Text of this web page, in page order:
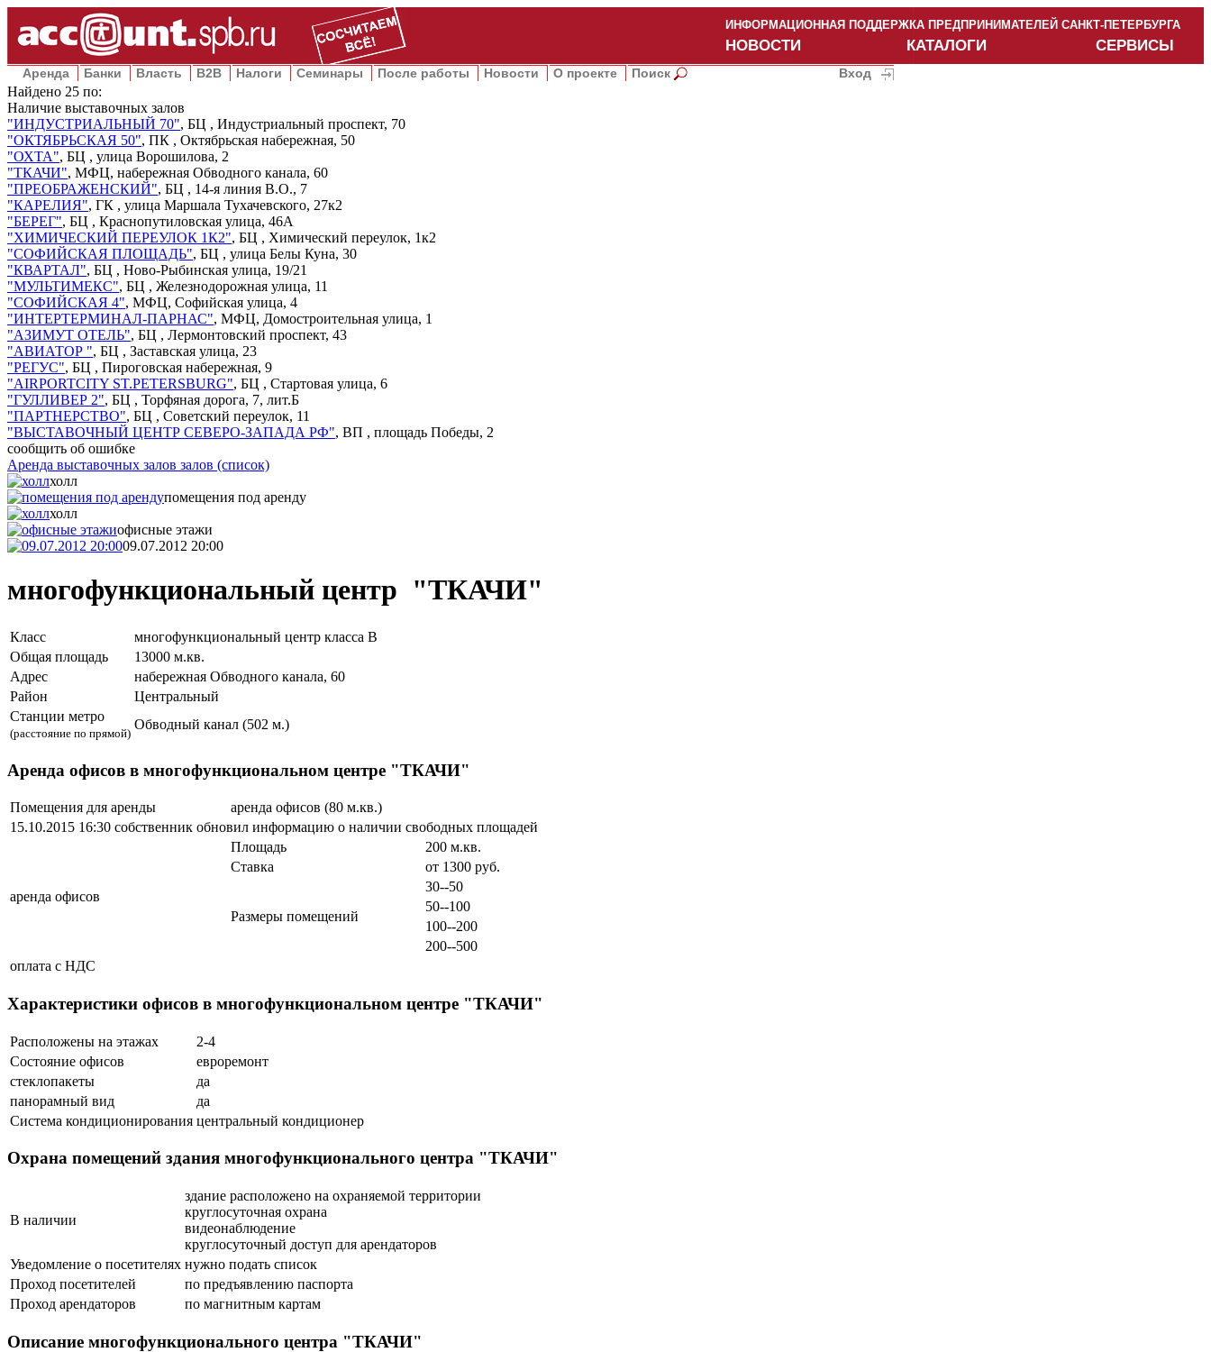
ИНФОРМАЦИОННАЯ ПОДДЕРЖКА ПРЕДПРИНИМАТЕЛЕЙ САНКТ-ПЕТЕРБУРГА
НОВОСТИ КАТАЛОГИ СЕРВИСЫ
Аренда Банки Власть B2B Налоги Семинары После работы Новости О проекте Поиск Вход
Найдено 25 по:
Наличие выставочных залов
"ИНДУСТРИАЛЬНЫЙ 70", БЦ , Индустриальный проспект, 70
"ОКТЯБРЬСКАЯ 50", ПК , Октябрьская набережная, 50
"ОХТА", БЦ , улица Ворошилова, 2
"ТКАЧИ", МФЦ, набережная Обводного канала, 60
"ПРЕОБРАЖЕНСКИЙ", БЦ , 14-я линия В.О., 7
"КАРЕЛИЯ", ГК , улица Маршала Тухачевского, 27к2
"БЕРЕГ", БЦ , Краснопутиловская улица, 46А
"ХИМИЧЕСКИЙ ПЕРЕУЛОК 1К2", БЦ , Химический переулок, 1к2
"СОФИЙСКАЯ ПЛОЩАДЬ", БЦ , улица Белы Куна, 30
"КВАРТАЛ", БЦ , Ново-Рыбинская улица, 19/21
"МУЛЬТИМЕКС", БЦ , Железнодорожная улица, 11
"СОФИЙСКАЯ 4", МФЦ, Софийская улица, 4
"ИНТЕРТЕРМИНАЛ-ПАРНАС", МФЦ, Домостроительная улица, 1
"АЗИМУТ ОТЕЛЬ", БЦ , Лермонтовский проспект, 43
"АВИАТОР ", БЦ , Заставская улица, 23
"РЕГУС", БЦ , Пироговская набережная, 9
"AIRPORTCITY ST.PETERSBURG", БЦ , Стартовая улица, 6
"ГУЛЛИВЕР 2", БЦ , Торфяная дорога, 7, лит.Б
"ПАРТНЕРСТВО", БЦ , Советский переулок, 11
"ВЫСТАВОЧНЫЙ ЦЕНТР СЕВЕРО-ЗАПАДА РФ", ВП , площадь Победы, 2
сообщить об ошибке
Аренда выставочных залов залов (cписок)
холл
помещения под аренду
холл
офисные этажи
09.07.2012 20:00
многофункциональный центр "ТКАЧИ"
Класс
многофункциональный центр класса B
Общая площадь
13000 м.кв.
Адрес
набережная Обводного канала, 60
Район
Центральный
Станции метро
(расстояние по прямой)
Обводный канал (502 м.)
Аренда офисов в многофункциональном центре "ТКАЧИ"
Помещения для аренды
аренда офисов (80 м.кв.)
15.10.2015 16:30 собственник обновил информацию о наличии свободных площадей
аренда офисов
Площадь
200 м.кв.
Ставка
от 1300 руб.
Размеры помещений
30--50
50--100
100--200
200--500
оплата с НДС
Характеристики офисов в многофункциональном центре "ТКАЧИ"
Расположены на этажах
2-4
Состояние офисов
евроремонт
стеклопакеты
да
панорамный вид
да
Система кондиционирования центральный кондиционер
Охрана помещений здания многофункционального центра "ТКАЧИ"
В наличии
здание расположено на охраняемой территории
круглосуточная охрана
видеонаблюдение
круглосуточный доступ для арендаторов
Уведомление о посетителях нужно подать список
Проход посетителей
по предъявлению паспорта
Проход арендаторов
по магнитным картам
Описание многофункционального центра "ТКАЧИ"